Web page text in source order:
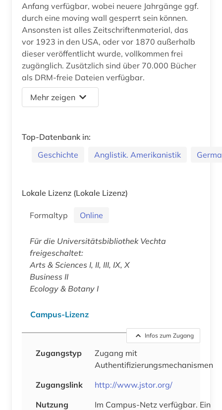
Anfang verfügbar, wobei neuere Jahrgänge ggf.
durch eine moving wall gesperrt sein können.
Ansonsten ist alles Zeitschriftenmaterial, das
vor 1923 in den USA, oder vor 1870 außerhalb
dieser veröffentlicht wurde, vollkommen frei
zugänglich. Zusätzlich sind über 70.000 Bücher
als DRM-freie Dateien verfügbar.
Mehr zeigen
Top-Datenbank in:
Geschichte
Anglistik. Amerikanistik
Lokale Lizenz (Lokale Lizenz)
Formaltyp Online
Für die Universitätsbibliothek Vechta
freigeschaltet:
Arts & Sciences I, II, III, IX, X
Business II
Ecology & Botany I
Campus-Lizenz
Infos zum Zugang
Zugangstyp
Zugang mit
Authentifizierungsmechanismen
Zugangslink
http://www.jstor.org/
Nutzung
Im Campus-Netz verfügbar. Ein